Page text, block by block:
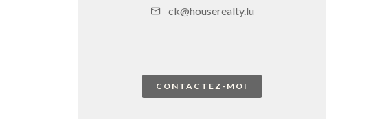
ck@houserealty.lu
CONTACTEZ-MOI